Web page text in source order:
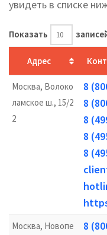
увидеть в списке
Показать
Адрес
Москва, Волоко
ламское ш., 15/2
2
8
8
8
8
8
Москва, Новопе
8